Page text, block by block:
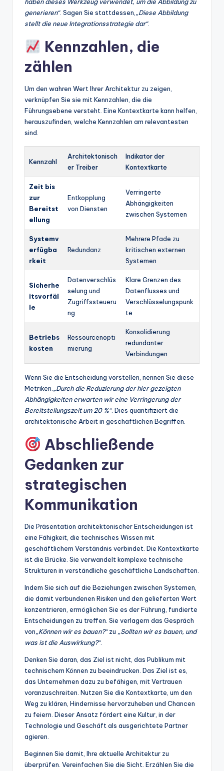
haben dieses Werkzeug verwendet, um die Abbildung zu
generieren“. Sagen Sie stattdessen,„Diese Abbildung
stellt die neue Integrationsstrategie dar“.
Kennzahlen, die
zählen
Um den wahren Wert Ihrer Architektur zu zeigen,
verknüpfen Sie sie mit Kennzahlen, die die
Führungsebene versteht. Eine Kontextkarte kann helfen,
herauszufinden, welche Kennzahlen am relevantesten
sind.
Kennzahl
Architektonisch
er Treiber
Indikator der
Kontextkarte
Zeit bis
zur
Bereitst
ellung
Entkopplung
von Diensten
Verringerte
Abhängigkeiten
zwischen Systemen
Systemv
erfügba
rkeit
Redundanz
Mehrere Pfade zu
kritischen externen
Systemen
Sicherhe
itsvorfäl
le
Datenverschlüs
selung und
Zugriffssteueru
ng
Klare Grenzen des
Datenflusses und
Verschlüsselungspunk
te
Betriebs
kosten
Ressourcenopti
mierung
Konsolidierung
redundanter
Verbindungen
Wenn Sie die Entscheidung vorstellen, nennen Sie diese
Metriken.„Durch die Reduzierung der hier gezeigten
Abhängigkeiten erwarten wir eine Verringerung der
Bereitstellungszeit um 20 %“. Dies quantifiziert die
architektonische Arbeit in geschäftlichen Begriffen.
Abschließende
Gedanken zur
strategischen
Kommunikation
Die Präsentation architektonischer Entscheidungen ist
eine Fähigkeit, die technisches Wissen mit
geschäftlichem Verständnis verbindet. Die Kontextkarte
ist die Brücke. Sie verwandelt komplexe technische
Strukturen in verständliche geschäftliche Landschaften.
Indem Sie sich auf die Beziehungen zwischen Systemen,
die damit verbundenen Risiken und den gelieferten Wert
konzentrieren, ermöglichen Sie es der Führung, fundierte
Entscheidungen zu treffen. Sie verlagern das Gespräch
von„Können wir es bauen?“zu „Sollten wir es bauen, und
was ist die Auswirkung?“.
Denken Sie daran, das Ziel ist nicht, das Publikum mit
technischem Können zu beeindrucken. Das Ziel ist es,
das Unternehmen dazu zu befähigen, mit Vertrauen
voranzuschreiten. Nutzen Sie die Kontextkarte, um den
Weg zu klären, Hindernisse hervorzuheben und Chancen
zu feiern. Dieser Ansatz fördert eine Kultur, in der
Technologie und Geschäft als ausgerichtete Partner
agieren.
Beginnen Sie damit, Ihre aktuelle Architektur zu
überprüfen. Vereinfachen Sie die Sicht. Erzählen Sie die